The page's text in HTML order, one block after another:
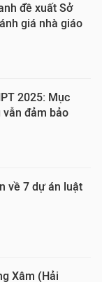
đề xuất Sở
giá nhà giáo
2025: Mục
vẫn đảm bảo
về 7 dự án luật
Xâm (Hải